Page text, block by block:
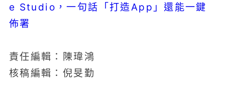
e Studio，一句話「打造App」還能一鍵
佈署
責任編輯：陳瑋鴻
核稿編輯：倪旻勤